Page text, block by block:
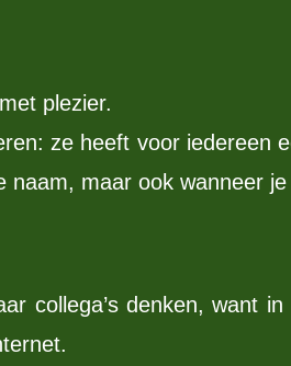
plezier.
ze heeft voor iedereen
naam, maar ook wanneer
collega’s denken, want